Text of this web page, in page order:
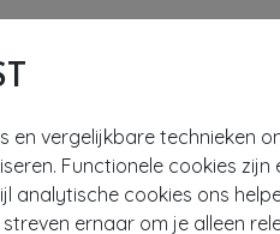
en vergelijkbare technieken
Functionele cookies zijn
analytische cookies ons
ernaar om je alleen